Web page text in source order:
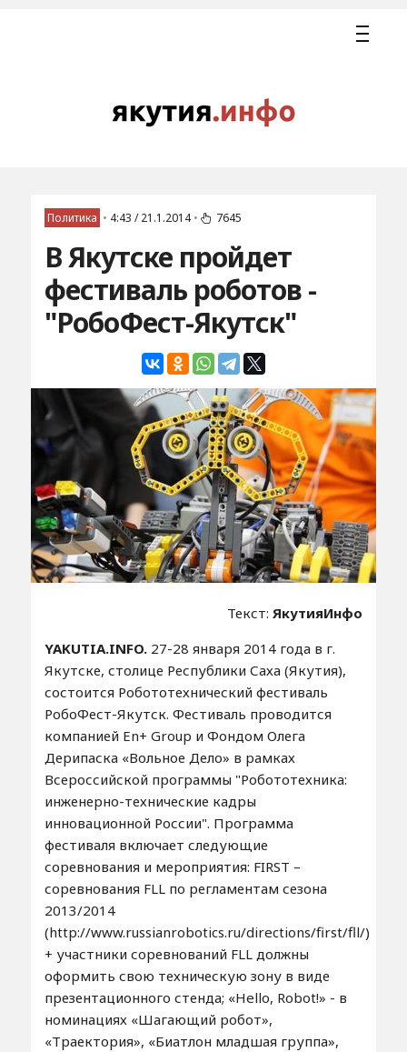
Политика • 4:43 / 21.1.2014 • 7645
В Якутске пройдет
фестиваль роботов -
"РобоФест-Якутск"
Текст:ЯкутияИнфо
YAKUTIA.INFO.27-28 января 2014 года в г.
Якутске, столице Республики Саха (Якутия),
состоится Робототехнический фестиваль
РобоФест-Якутск. Фестиваль проводится
компанией En+ Group и Фондом Олега
Дерипаска «Вольное Дело» в рамках
Всероссийской программы "Робототехника:
инженерно-технические кадры
инновационной России". Программа
фестиваля включает следующие
соревнования и мероприятия: FIRST –
соревнования FLL по регламентам сезона
2013/2014
(http://www.russianrobotics.ru/directions/first/fll/)
+ участники соревнований FLL должны
оформить свою техническую зону в виде
презентационного стенда; «Hello, Robot!» - в
номинациях «Шагающий робот»,
«Траектория», «Биатлон младшая группа»,